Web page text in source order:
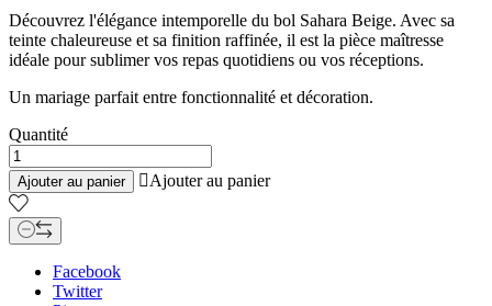
Découvrez l'élégance intemporelle du bol Sahara Beige. Avec sa
teinte chaleureuse et sa finition raffinée, il est la pièce maîtresse
idéale pour sublimer vos repas quotidiens ou vos réceptions.
Un mariage parfait entre fonctionnalité et décoration.
Quantité
Ajouter au panier Ajouter au panier
Facebook
Twitter